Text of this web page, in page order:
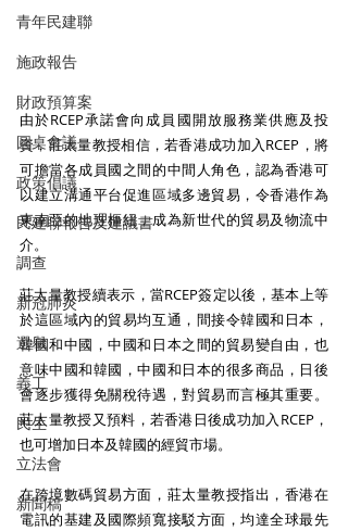
青年民建聯
施政報告
財政預算案
圓桌會議
政策倡議
民建聯報告及建議書
調查
新冠肺炎
選舉
義工
民生
立法會
新聞稿
由於RCEP承諾會向成員國開放服務業供應及投
資，莊太量教授相信，若香港成功加入RCEP，將
可擔當各成員國之間的中間人角色，認為香港可
以建立溝通平台促進區域多邊貿易，令香港作為
東南亞的地理樞紐，成為新世代的貿易及物流中
介。
莊太量教授續表示，當RCEP簽定以後，基本上等
於這區域內的貿易均互通，間接令韓國和日本，
韓國和中國，中國和日本之間的貿易變自由，也
意味中國和韓國，中國和日本的很多商品，日後
會逐步獲得免關稅待遇，對貿易而言極其重要。
莊太量教授又預料，若香港日後成功加入RCEP，
也可增加日本及韓國的經貿市場。
在跨境數碼貿易方面，莊太量教授指出，香港在
電訊的基建及國際頻寬接駁方面，均達全球最先